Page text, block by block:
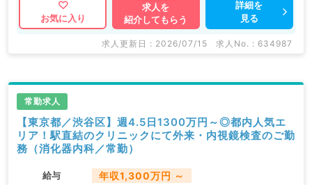
お気に入り
求人を
紹介してもらう
詳細を
見る
求人更新日 : 2026/07/15 求人No. : 634987
常勤求人
【東京都／渋谷区】週4.5日1300万円～◎都内人気エ
リア！駅直結のクリニックにて外来・内視鏡検査のご勤
務（消化器内科／常勤）
給与 年収1,300万円 ～